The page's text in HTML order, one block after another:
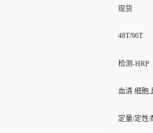
现货
48T/96T
检测-HRP
血清 细胞
定量/定性/